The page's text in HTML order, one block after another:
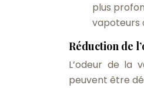
plus
vapoteurs
Réduction de
L’odeur de la
peuvent être